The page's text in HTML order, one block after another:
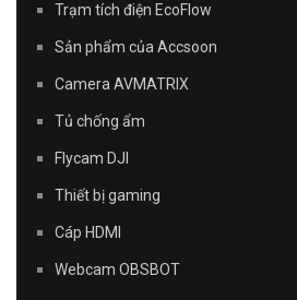
Trạm tích điện EcoFlow
Sản phẩm của Accsoon
Camera AVMATRIX
Tủ chống ẩm
Flycam DJI
Thiết bị gaming
Cáp HDMI
Webcam OBSBOT